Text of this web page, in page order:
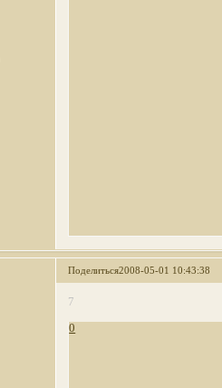
Поделиться2008-05-01 10:43:38
7
0